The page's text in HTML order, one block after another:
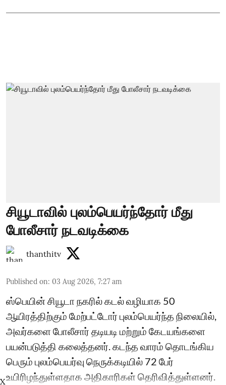
சியூடாவில் புலம்பெயர்ந்தோர் மீது
போலீசார் நடவடிக்கை
thanthitv
Published on: 03 Aug 2026, 7:27 am
ஸ்பெயின் சியூடா நகரில் கடல் வழியாக 50
ஆயிரத்திற்கும் மேற்பட்டோர் புலம்பெயர்ந்த நிலையில்,
அவர்களை போலீசார் தடியடி மற்றும் கேடயங்களை
பயன்படுத்தி கலைத்தனர். கடந்த வாரம் தொடங்கிய
பெரும் புலம்பெயர்வு நெருக்கடியில் 72 பேர்
உயிரிழந்துள்ளதாக அதிகாரிகள் தெரிவித்துள்ளனர்.
X